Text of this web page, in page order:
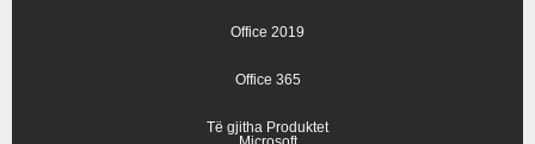
Office 2019
Office 365
Të gjitha Produktet